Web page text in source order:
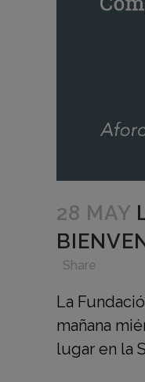
28 MAY
Share
La
mañana
lugar en la